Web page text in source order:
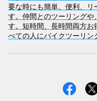
要な時にも簡単、便利、リ
す。仲間とのツーリング
す。短時間、長時間両方お
べての人にバイクツーリン